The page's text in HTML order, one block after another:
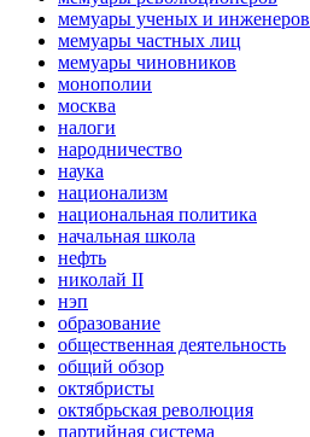
мемуары ученых и инженеров
мемуары частных лиц
мемуары чиновников
монополии
москва
налоги
народничество
наука
национализм
национальная политика
начальная школа
нефть
николай II
нэп
образование
общественная деятельность
общий обзор
октябристы
октябрьская революция
партийная система